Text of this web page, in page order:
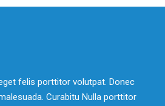
felis porttitor volutpat. Donec
Curabitu Nulla porttitor